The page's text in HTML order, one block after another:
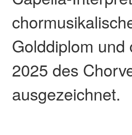
Golddiplom
2025 des
ausgezeichnet.